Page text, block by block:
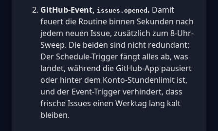
GitHub-Event, issues.opened . Damit
feuert die Routine binnen Sekunden nach
jedem neuen Issue, zusätzlich zum 8-Uhr-
Sweep. Die beiden sind nicht redundant:
Der Schedule-Trigger fängt alles ab, was
landet, während die GitHub-App pausiert
oder hinter dem Konto-Stundenlimit ist,
und der Event-Trigger verhindert, dass
frische Issues einen Werktag lang kalt
bleiben.